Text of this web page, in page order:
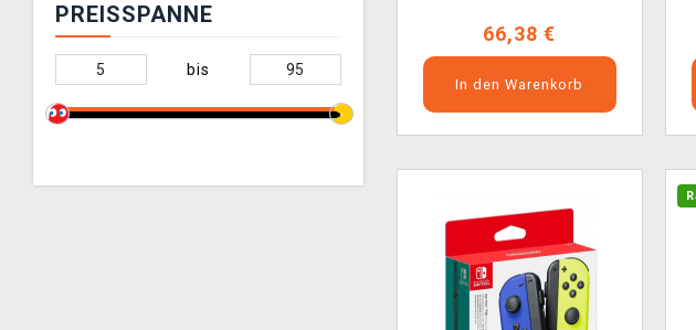
PREISSPANNE
bis
66,38 €
In den Warenkorb